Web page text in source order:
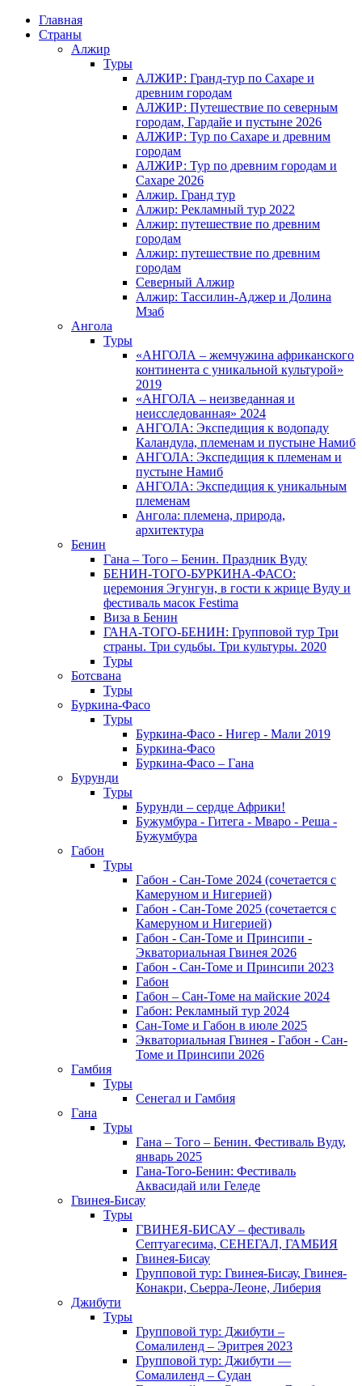
Главная
Страны
Алжир
Туры
АЛЖИР: Гранд-тур по Сахаре и
древним городам
АЛЖИР: Путешествие по северным
городам, Гардайе и пустыне 2026
АЛЖИР: Тур по Сахаре и древним
городам
АЛЖИР: Тур по древним городам и
Сахаре 2026
Алжир. Гранд тур
Алжир: Рекламный тур 2022
Алжир: путешествие по древним
городам
Алжир: путешествие по древним
городам
Северный Алжир
Алжир: Тассилин-Аджер и Долина
Мзаб
Ангола
Туры
«АНГОЛА – жемчужина африканского
континента с уникальной культурой»
2019
«АНГОЛА – неизведанная и
неисследованная» 2024
АНГОЛА: Экспедиция к водопаду
Каландула, племенам и пустыне Намиб
АНГОЛА: Экспедиция к племенам и
пустыне Намиб
АНГОЛА: Экспедиция к уникальным
племенам
Ангола: племена, природа,
архитектура
Бенин
Гана – Того – Бенин. Праздник Вуду
БЕНИН-ТОГО-БУРКИНА-ФАСО:
церемония Эгунгун, в гости к жрице Вуду и
фестиваль масок Festima
Виза в Бенин
ГАНА-ТОГО-БЕНИН: Групповой тур Три
страны. Три судьбы. Три культуры. 2020
Туры
Ботсвана
Туры
Буркина-Фасо
Туры
Буркина-Фасо - Нигер - Мали 2019
Буркина-Фасо
Буркина-Фасо – Гана
Бурунди
Туры
Бурунди – сердце Африки!
Бужумбура - Гитега - Мваро - Реша -
Бужумбура
Габон
Туры
Габон - Сан-Томе 2024 (сочетается с
Камеруном и Нигерией)
Габон - Сан-Томе 2025 (сочетается с
Камеруном и Нигерией)
Габон - Сан-Томе и Принсипи -
Экваториальная Гвинея 2026
Габон - Сан-Томе и Принсипи 2023
Габон
Габон – Сан-Томе на майские 2024
Габон: Рекламный тур 2024
Сан-Томе и Габон в июле 2025
Экваториальная Гвинея - Габон - Сан-
Томе и Принсипи 2026
Гамбия
Туры
Сенегал и Гамбия
Гана
Туры
Гана – Того – Бенин. Фестиваль Вуду,
январь 2025
Гана-Того-Бенин: Фестиваль
Аквасидай или Геледе
Гвинея-Бисау
Туры
ГВИНЕЯ-БИСАУ – фестиваль
Септуагесима, СЕНЕГАЛ, ГАМБИЯ
Гвинея-Бисау
Групповой тур: Гвинея-Бисау, Гвинея-
Конакри, Сьерра-Леоне, Либерия
Джибути
Туры
Групповой тур: Джибути –
Cомалиленд – Эритрея 2023
Групповой тур: Джибути —
Сомалиленд – Судан